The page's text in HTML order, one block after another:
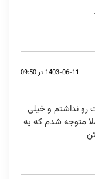
1403-06-11 در 09:50
رو نداشتم و خیلی
متوجه شدم که یه